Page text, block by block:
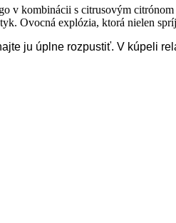
v kombinácii s citrusovým
Ovocná explózia, ktorá nielen
ju úplne rozpustiť. V kúpeli